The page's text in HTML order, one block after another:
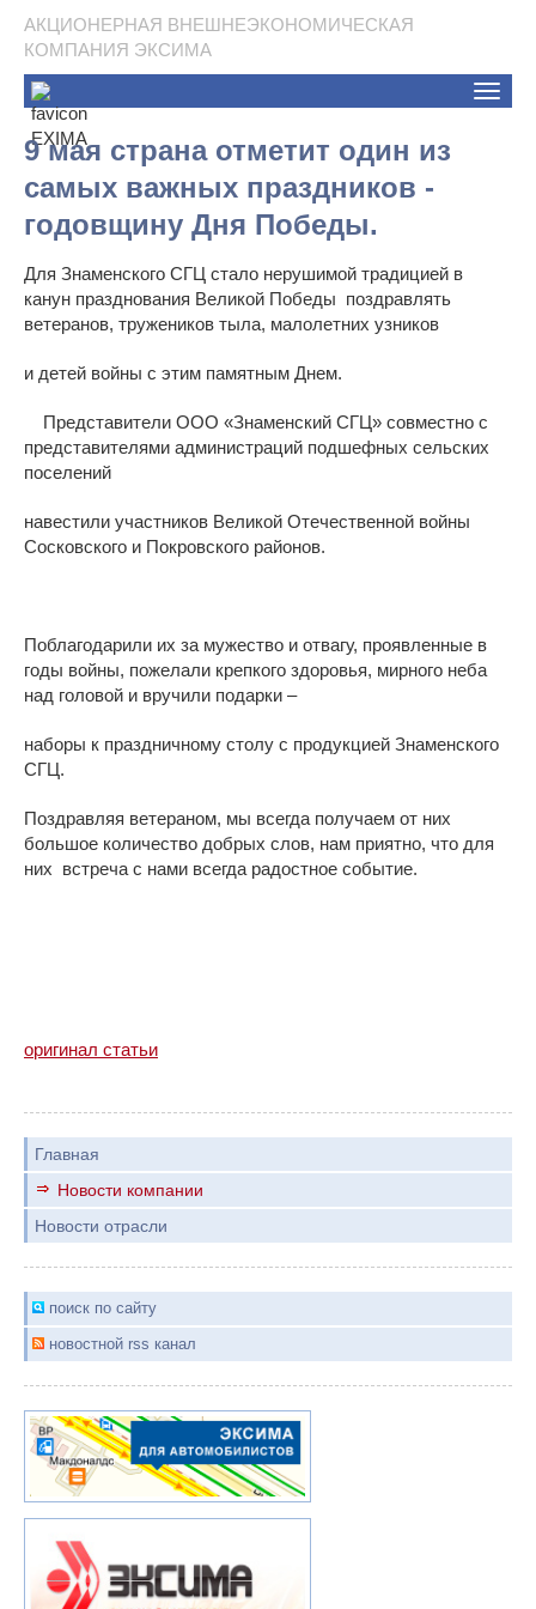
АКЦИОНЕРНАЯ ВНЕШНЕЭКОНОМИЧЕСКАЯ
КОМПАНИЯ ЭКСИМА
Toggle
9 мая страна отметит один из
самых важных праздников -
годовщину Дня Победы.
Для Знаменского СГЦ стало нерушимой традицией в
канун празднования Великой Победы поздравлять
ветеранов, тружеников тыла, малолетних узников
и детей войны с этим памятным Днем.
Представители ООО «Знаменский СГЦ» совместно с
представителями администраций подшефных сельских
поселений
навестили участников Великой Отечественной войны
Сосковского и Покровского районов.
Поблагодарили их за мужество и отвагу, проявленные в
годы войны, пожелали крепкого здоровья, мирного неба
над головой и вручили подарки –
наборы к праздничному столу с продукцией Знаменского
СГЦ.
Поздравляя ветераном, мы всегда получаем от них
большое количество добрых слов, нам приятно, что для
них встреча с нами всегда радостное событие.
оригинал статьи
Главная
Новости компании
Новости отрасли
поиск по сайту
новостной rss канал